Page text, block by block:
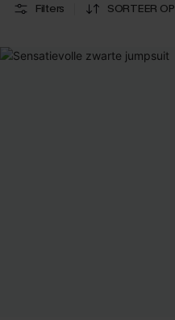
Filters SORTEER OP